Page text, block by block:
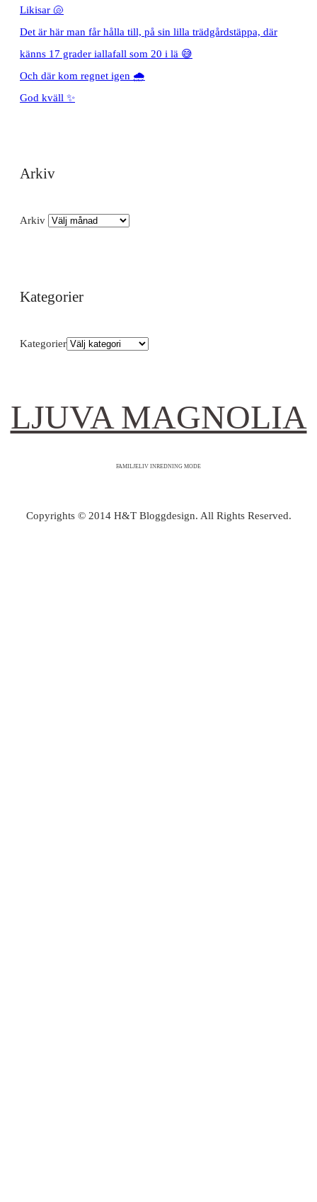
Likisar 🐚
Det är här man får hålla till, på sin lilla trädgårdstäppa, där
känns 17 grader iallafall som 20 i lä 😅
Och där kom regnet igen 🌧️
God kväll ✨
Arkiv
Arkiv
Kategorier
Kategorier
LJUVA MAGNOLIA
FAMILJELIV INREDNING MODE
Copyrights © 2014 H&T Bloggdesign. All Rights Reserved.